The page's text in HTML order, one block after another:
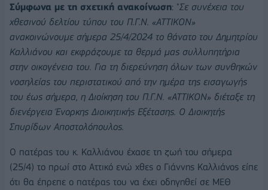
Σύμφωνα με τη σχετική ανακοίνωση: "Σε συνέχεια του
χθεσινού δελτίου τύπου του Π.Γ.Ν. «ΑΤΤΙΚΟΝ»
ανακοινώνουμε σήμερα 25/4/2024 το θάνατο του Δημητρίου
Καλλιάνου και εκφράζουμε τα θερμά μας συλλυπητήρια
στην οικογένεια του. Για τη διερεύνηση όλων των συνθηκών
νοσηλείας του περιστατικού από την ημέρα της εισαγωγής
του έως σήμερα, η Διοίκηση του Π.Γ.Ν. «ΑΤΤΙΚΟΝ» διέταξε τη
διενέργεια Ένορκης Διοικητικής Εξέτασης. Ο Διοικητής
Σπυρίδων Αποστολόπουλος.
Ο πατέρας του κ. Καλλιάνου έχασε τη ζωή του σήμερα
(25/4) το πρωί στο Αττικό ενώ χθες ο Γιάννης Καλλιάνος είπε
ότι θα έπρεπε ο πατέρας του να έχει οδηγηθεί σε ΜΕΘ